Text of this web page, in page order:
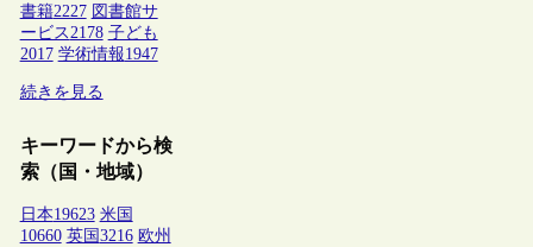
書籍2227 図書館サ
ービス 2178 子ども
2017 学術情報1947
続きを見る
キーワードから検
索（国・地域）
日本19623 米国
10660 英国 3216 欧州